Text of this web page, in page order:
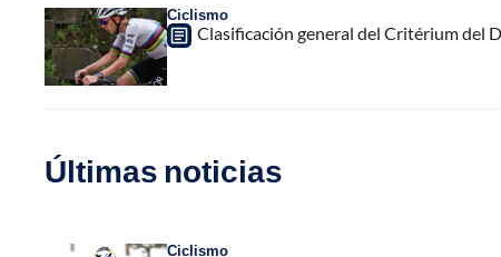
Ciclismo
Clasificación general del Critérium del
Últimas noticias
Ciclismo